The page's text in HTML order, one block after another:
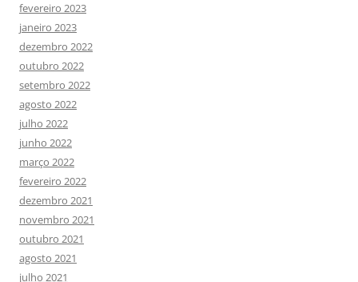
fevereiro 2023
janeiro 2023
dezembro 2022
outubro 2022
setembro 2022
agosto 2022
julho 2022
junho 2022
março 2022
fevereiro 2022
dezembro 2021
novembro 2021
outubro 2021
agosto 2021
julho 2021